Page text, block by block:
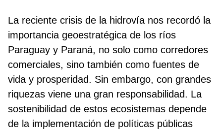
La reciente crisis de la hidrovía nos recordó la
importancia geoestratégica de los ríos
Paraguay y Paraná, no solo como corredores
comerciales, sino también como fuentes de
vida y prosperidad. Sin embargo, con grandes
riquezas viene una gran responsabilidad. La
sostenibilidad de estos ecosistemas depende
de la implementación de políticas públicas